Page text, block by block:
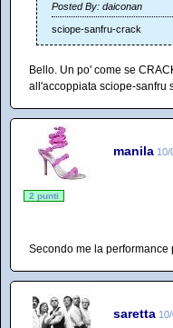
Posted By: daiconan
sciope-sanfru-crack
Bello. Un po' come se
all'accoppiata sciope-sanfru
manila 10/
2 punti
Secondo me la
saretta